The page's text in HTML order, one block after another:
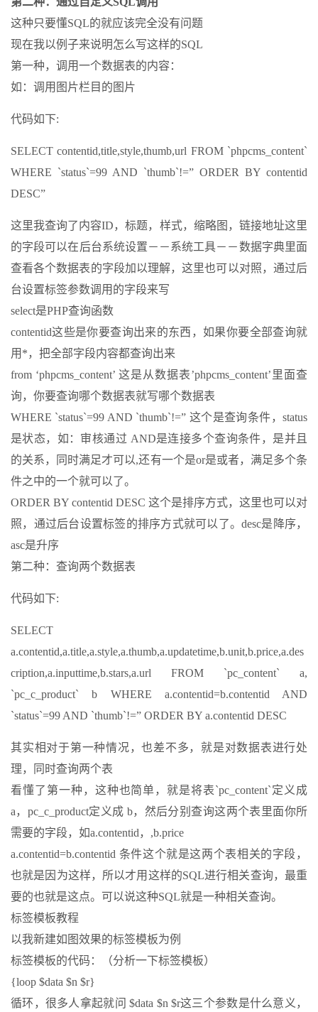
这种只要懂SQL的就应该完全没有问题
现在我以例子来说明怎么写这样的SQL
第一种，调用一个数据表的内容：
如：调用图片栏目的图片
代码如下:
SELECT contentid,title,style,thumb,url FROM `phpcms_content`
WHERE `status`=99 AND `thumb`!=” ORDER BY contentid
DESC”
这里我查询了内容ID，标题，样式，缩略图，链接地址这里
的字段可以在后台系统设置－－系统工具－－数据字典里面
查看各个数据表的字段加以理解，这里也可以对照，通过后
台设置标签参数调用的字段来写
select是PHP查询函数
contentid这些是你要查询出来的东西，如果你要全部查询就
用*，把全部字段内容都查询出来
from ‘phpcms_content’ 这是从数据表’phpcms_content’里面查
询，你要查询哪个数据表就写哪个数据表
WHERE `status`=99 AND `thumb`!=” 这个是查询条件，status
是状态，如：审核通过 AND是连接多个查询条件，是并且
的关系，同时满足才可以,还有一个是or是或者，满足多个条
件之中的一个就可以了。
ORDER BY contentid DESC 这个是排序方式，这里也可以对
照，通过后台设置标签的排序方式就可以了。desc是降序，
asc是升序
第二种：查询两个数据表
代码如下:
SELECT
a.contentid,a.title,a.style,a.thumb,a.updatetime,b.unit,b.price,a.des
cription,a.inputtime,b.stars,a.url FROM `pc_content` a,
`pc_c_product` b WHERE a.contentid=b.contentid AND
`status`=99 AND `thumb`!=” ORDER BY a.contentid DESC
其实相对于第一种情况，也差不多，就是对数据表进行处
理，同时查询两个表
看懂了第一种，这种也简单，就是将表`pc_content`定义成
a，pc_c_product定义成 b，然后分别查询这两个表里面你所
需要的字段，如a.contentid，,b.price
a.contentid=b.contentid 条件这个就是这两个表相关的字段，
也就是因为这样，所以才用这样的SQL进行相关查询，最重
要的也就是这点。可以说这种SQL就是一种相关查询。
标签模板教程
以我新建如图效果的标签模板为例
标签模板的代码：（分析一下标签模板）
{loop $data $n $r}
循环，很多人拿起就问 $data $n $r这三个参数是什么意义，